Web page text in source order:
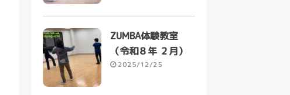
ZUMBA体験教室
（令和８年 ２月）
2025/12/25